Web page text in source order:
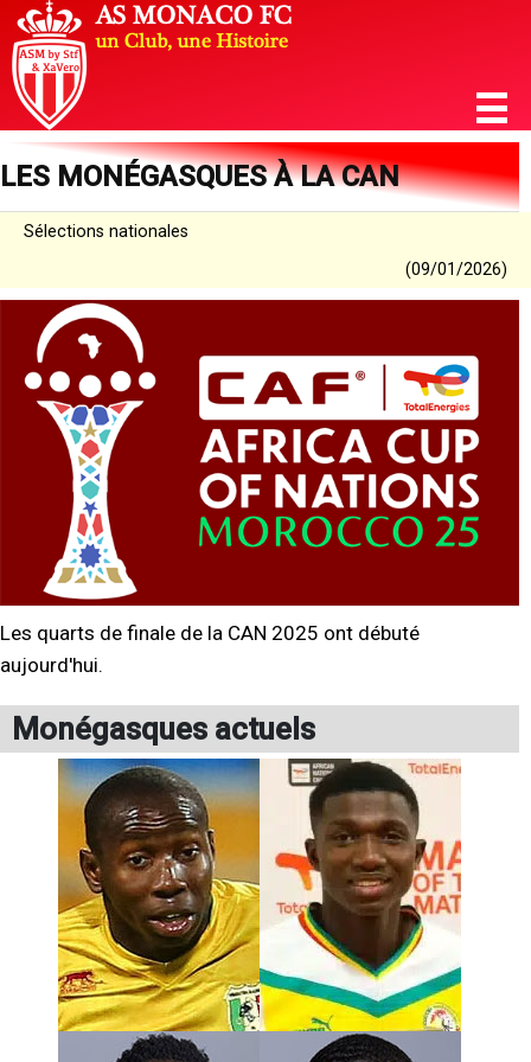
LES MONÉGASQUES À LA CAN
Sélections nationales
(09/01/2026)
Les quarts de finale de la CAN 2025 ont débuté
aujourd'hui.
Monégasques actuels